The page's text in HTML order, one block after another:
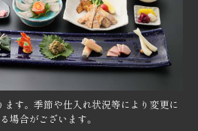
す。季節や仕入れ状況等により変更に
場合がございます。